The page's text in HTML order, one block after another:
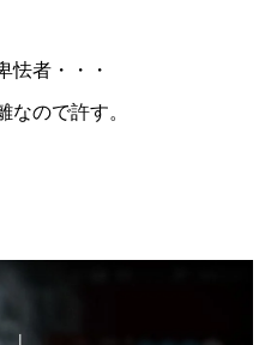
怯者・・・
なので許す。